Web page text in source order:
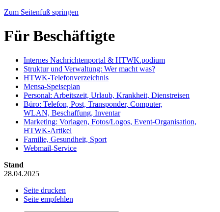
Zum Seitenfuß springen
Für Beschäftigte
Internes Nachrichtenportal & HTWK.podium
Struktur und Verwaltung: Wer macht was?
HTWK-Telefonverzeichnis
Mensa-Speiseplan
Personal: Arbeitszeit, Urlaub, Krankheit, Dienstreisen
Büro: Telefon, Post, Transponder, Computer,
WLAN, Beschaffung, Inventar
Marketing: Vorlagen, Fotos/Logos, Event-Organisation,
HTWK-Artikel
Familie, Gesundheit, Sport
Webmail-Service
Stand
28.04.2025
Seite drucken
Seite empfehlen